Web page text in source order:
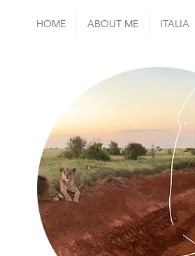
HOME ABOUT ME ITALIA